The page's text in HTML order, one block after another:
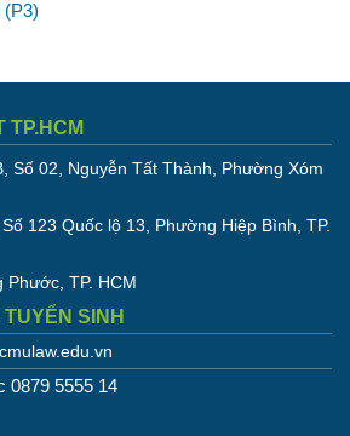
(P3)
TP.HCM
Số 02, Nguyễn Tất Thành, Phường Xóm
123 Quốc lộ 13, Phường Hiệp Bình, TP.
Phước, TP. HCM
SINH
0879 5555 14